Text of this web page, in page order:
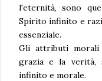
l'eternità, sono
Spirito infinito e
essenziale.
Gli attributi morali
grazia e la verità,
infinito e morale.